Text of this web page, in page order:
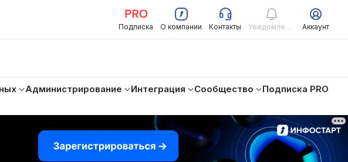
Подписка О компании Контакты Уведомления Аккаунт
Администрирование Интеграция Сообщество
Подписка PRO